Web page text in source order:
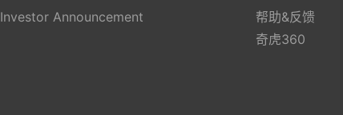
Português
Русский
Investor Announcement
帮助&反馈
奇虎360